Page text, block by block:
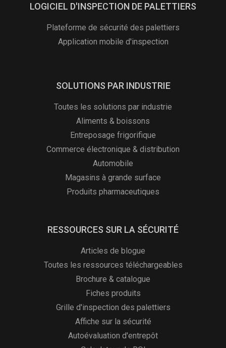
LOGICIEL D'INSPECTION DE PALETTIERS
Plateforme de sécurité des palettiers
Application mobile d'inspection
SOLUTIONS PAR INDUSTRIE
Toutes les solutions par industrie
Aliments & boissons
Entreposage frigorifique
Commerce électronique & distribution
Automobile
Magasins à grande surface
Produits pharmaceutiques
RESSOURCES SUR LA SÉCURITÉ
Articles de blogue
Toutes les ressources téléchargeables
Brochure & catalogue
Fiches produits
Grille d'inspection des palettiers
Affiche sur la sécurité
Autoévaluation d'entrepôt